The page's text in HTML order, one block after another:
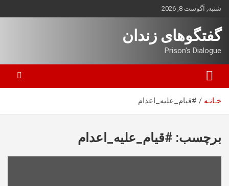
بروید
شنبه, آگوست 8, 2026
گفتگوهای زندان
Prison's Dialogue
خـانـه #قیام_علیه_اعدام
برچسب: #قیام_علیه_اعدام